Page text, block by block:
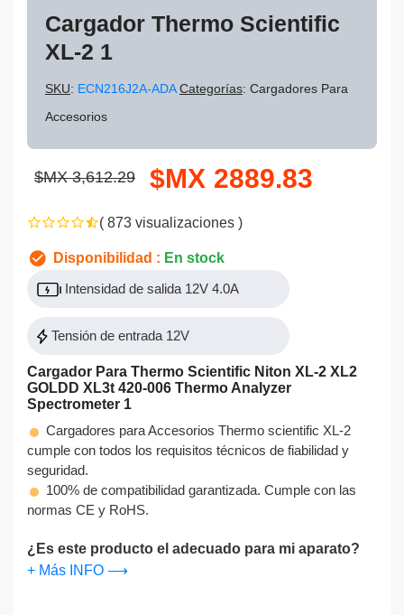
Cargador Thermo Scientific
XL-2 1
SKU: ECN216J2A-ADACategorías: Cargadores Para
Accesorios
$MX 3,612.29 $MX 2889.83
( 873 visualizaciones )
Disponibilidad : En stock
Intensidad de salida 12V 4.0A
Tensión de entrada 12V
Cargador Para Thermo Scientific Niton XL-2 XL2
GOLDD XL3t 420-006 Thermo Analyzer
Spectrometer 1
Cargadores para Accesorios Thermo scientific XL-2
cumple con todos los requisitos técnicos de fiabilidad y
seguridad.
100% de compatibilidad garantizada. Cumple con las
normas CE y RoHS.
¿Es este producto el adecuado para mi aparato?
+ Más INFO ⟶